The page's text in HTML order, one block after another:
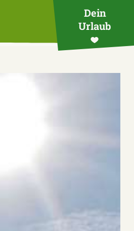
Dein
Urlaub